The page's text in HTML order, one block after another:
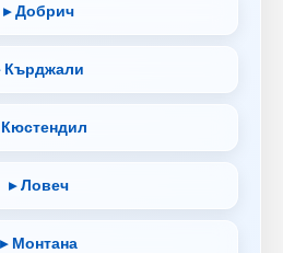
▸ Добрич
Кърджали
Кюстендил
▸ Ловеч
▸ Монтана